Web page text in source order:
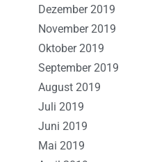
Dezember 2019
November 2019
Oktober 2019
September 2019
August 2019
Juli 2019
Juni 2019
Mai 2019